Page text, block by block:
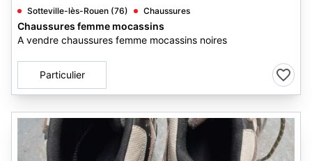
Sotteville-lès-Rouen (76) Chaussures
Chaussures femme mocassins
A vendre chaussures femme mocassins noires
Particulier